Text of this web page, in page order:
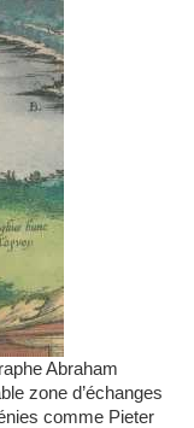
Abraham
zone d’échanges
comme Pieter